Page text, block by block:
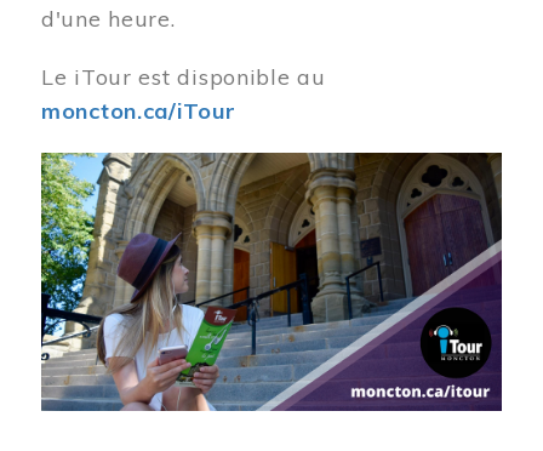
d'une heure.
Le iTour est disponible au
moncton.ca/iTour